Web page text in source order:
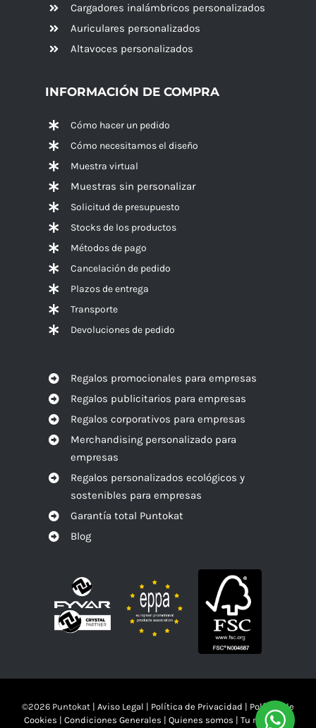
Cargadores inalámbricos personalizados
Auriculares personalizados
Altavoces personalizados
INFORMACIÓN DE COMPRA
Cómo hacer un pedido
Cómo necesitamos el diseño
Muestra virtual
Muestras sin personalizar
Solicitud de presupuesto
Stocks de los productos
Métodos de pago
Cancelación de pedido
Plazos de entrega
Transporte
Devoluciones de pedido
Regalos promocionales para empresas
Regalos publicitarios para empresas
Regalos corporativos para empresas
Merchandising personalizado para
empresas
Regalos personalizados ecológicos y
sostenibles para empresas
Garantía total Puntokat
Blog
©2026 Puntokat | Aviso Legal | Política de Privacidad | Política de
Cookies | Condiciones Generales | Quienes somos | Tu mandas!!